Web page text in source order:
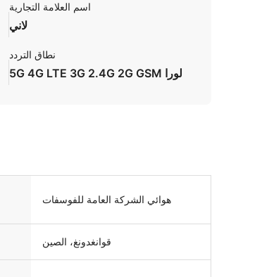
اسم العلامة التجارية
لاني
نطاق التردد
5G 4G LTE 3G 2.4G 2G GSM لورا
هوائي الشركة العامة للفوسفات
قوانغدونغ، الصين